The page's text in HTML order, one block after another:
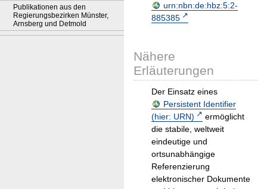
Publikationen aus den
Regierungsbezirken Münster,
Arnsberg und Detmold
urn:nbn:de:hbz:5:2-
885385
Nähere
Erläuterungen
Der Einsatz eines
Persistent Identifier
(hier: URN)
ermöglicht
die stabile, weltweit
eindeutige und
ortsunabhängige
Referenzierung
elektronischer Dokumente